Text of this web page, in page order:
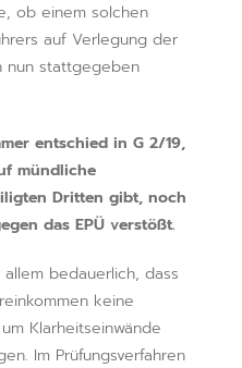
ob einem solchen
auf Verlegung der
nun stattgegeben
entschied in G 2/19,
mündliche
Dritten gibt, noch
das EPÜ verstößt.
bedauerlich, dass
keine
Klarheitseinwände
Im Prüfungsverfahren